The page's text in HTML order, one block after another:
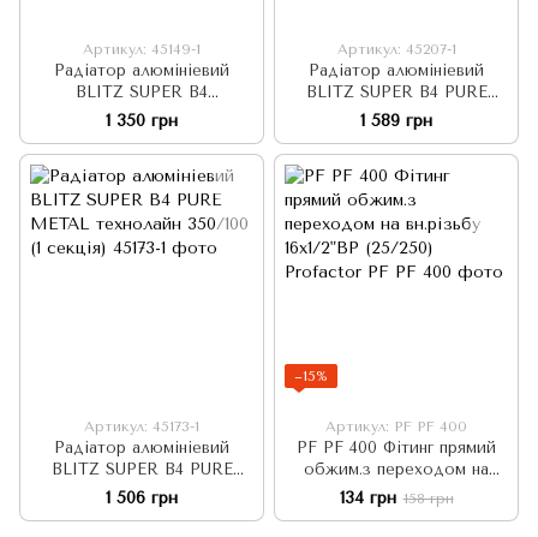
Артикул: 45149-1
Радіатор алюмініевий
BLITZ SUPER B4
GRAPHITE 3R сірий
350/100 (1 секція)
1 350 грн
Артикул: 45207-1
Радіатор алюмініевий
BLITZ SUPER B4 PURE
METAL технолайн 500/100
(1 секція)
1 589 грн
Артикул: 45173-1
Радіатор алюмініевий
BLITZ SUPER B4 PURE
METAL технолайн 350/100 (1
секція)
1 506 грн
−15%
Артикул: PF PF 400
PF PF 400 Фітинг прямий
обжим.з переходом на
вн.різьбу 16х1/2"ВР (25/250)
Profactor
134 грн 158 грн